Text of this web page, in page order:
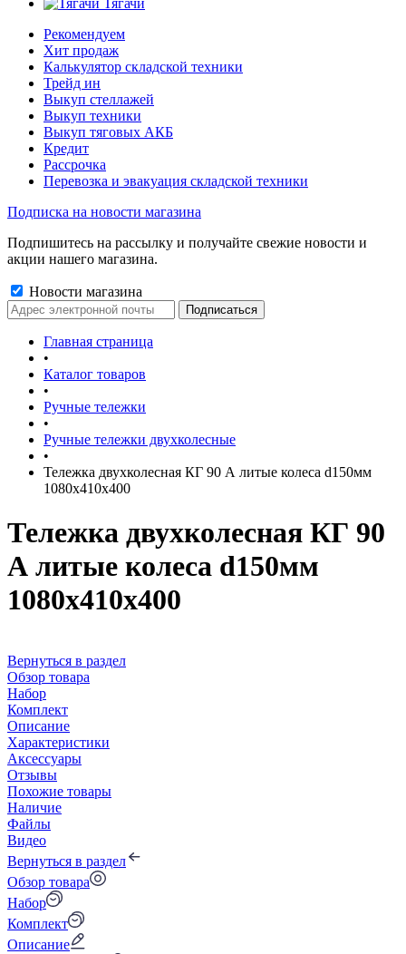
Тягачи
Рекомендуем
Хит продаж
Калькулятор складской техники
Трейд ин
Выкуп стеллажей
Выкуп техники
Выкуп тяговых АКБ
Кредит
Рассрочка
Перевозка и эвакуация складской техники
Подписка на новости магазина
Подпишитесь на рассылку и получайте свежие новости и
акции нашего магазина.
Новости магазина
Главная страница
•
Каталог товаров
•
Ручные тележки
•
Ручные тележки двухколесные
•
Тележка двухколесная КГ 90 А литые колеса d150мм
1080x410x400
Тележка двухколесная КГ 90
А литые колеса d150мм
1080x410x400
Вернуться в раздел
Обзор товара
Набор
Комплект
Описание
Характеристики
Аксессуары
Отзывы
Похожие товары
Наличие
Файлы
Видео
Вернуться в раздел
Обзор товара
Набор
Комплект
Описание